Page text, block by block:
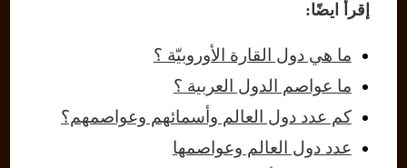
إقرأ ايضًا:
ما هي دول القارة الأوروبيّة ؟
ما عواصم الدول العربية ؟
كم عدد دول العالم وأسمائهم وعواصمهم؟
عدد دول العالم وعواصمها